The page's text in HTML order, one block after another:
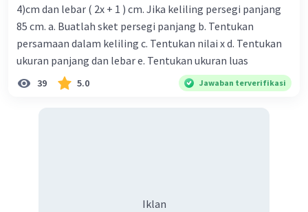
4)cm dan lebar ( 2x + 1 ) cm. Jika keliling persegi panjang
85 cm. a. Buatlah sket persegi panjang b. Tentukan
persamaan dalam keliling c. Tentukan nilai x d. Tentukan
ukuran panjang dan lebar e. Tentukan ukuran luas
39 5.0 Jawaban terverifikasi
Iklan